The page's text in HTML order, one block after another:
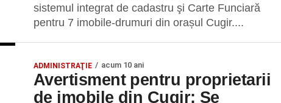
sistemul integrat de cadastru şi Carte Funciară
pentru 7 imobile-drumuri din orașul Cugir....
ADMINISTRAŢIE acum 10 ani
Avertisment pentru proprietarii
de imobile din Cugir: Se